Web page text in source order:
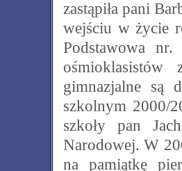
zastąpiła pani
wejściu w życie
Podstawowa
gimnazjalne są
szkolnym 2000/
szkoły pan
Narodowej. W
na pamiątkę